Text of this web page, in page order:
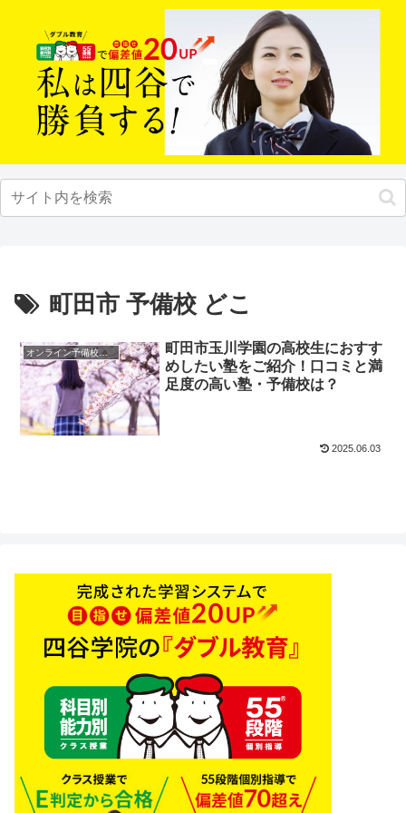
町田市 予備校 どこ
オンライン予備校・塾の活用法
町田市玉川学園の高校生におすす
めしたい塾をご紹介！口コミと満
足度の高い塾・予備校は？
2025.06.03